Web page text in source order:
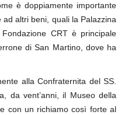
è doppiamente importante
altri beni, quali la Palazzina
CRT è principale
di San Martino, dove ha
alla Confraternita del SS.
da vent’anni, il Museo della
con un richiamo così forte al